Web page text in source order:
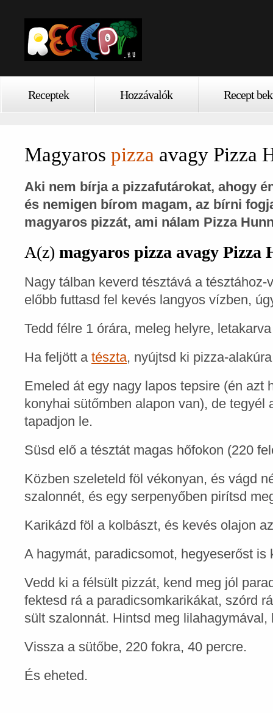
Receptek Hozzávalók Recept
Magyaros pizza avagy Pizza
Aki nem bírja a pizzafutárokat, ahogy
és nemigen bírom magam, az bírni
magyaros pizzát, ami nálam Pizza
A(z) magyaros pizza avagy Pizza
Nagy tálban keverd tésztává a tésztához-
előbb futtasd fel kevés langyos vízben,
Tedd félre 1 órára, meleg helyre,
Ha feljött a tészta, nyújtsd ki pizza-
Emeled át egy nagy lapos tepsire (én azt
konyhai sütőmben alapon van), de tegyél
tapadjon le.
Süsd elő a tésztát magas hőfokon (220
Közben szeleteld föl vékonyan, és vágd
szalonnét, és egy serpenyőben pirítsd
Karikázd föl a kolbászt, és kevés olajon
A hagymát, paradicsomot, hegyeserőst is
Vedd ki a félsült pizzát, kend meg jól
fektesd rá a paradicsomkarikákat, szórd
sült szalonnát. Hintsd meg lilahagymával,
Vissza a sütőbe, 220 fokra, 40 percre.
És eheted.